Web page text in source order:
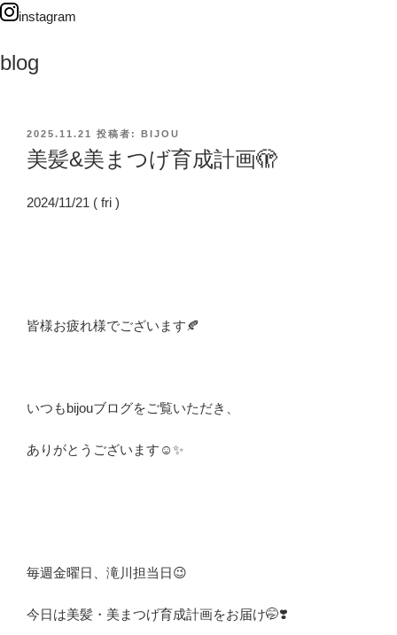
instagram
blog
投
稿
日:
2025.11.21 投稿者: BIJOU
美髪&美まつげ育成計画🫣
2024/11/21 ( fri )
皆様お疲れ様でございます🍂
いつもbijouブログをご覧いただき、
ありがとうございます☺✨
毎週金曜日、滝川担当日😉
今日は美髪・美まつげ育成計画をお届け🤭❣️